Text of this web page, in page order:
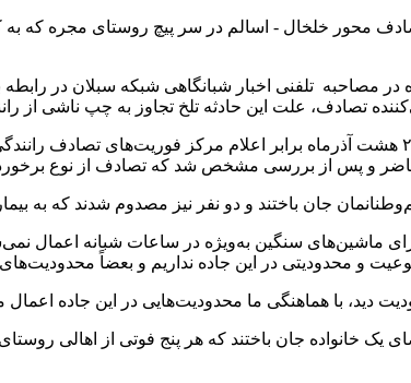
محور خلخال - اسالم در سر پیچ روستای مجره که
مصاحبه تلفنی اخبار شبانگاهی شبکه سبلان در
علت این حادثه تلخ تجاوز به چپ ناشی از راننده سواری
و پس از بررسی مشخص شد که تصادف از نوع برخورد
جان باختند و دو نفر نیز مصدوم شدند که به
ماشین‌های سنگین به‌ویژه در ساعات شبانه اعمال
و محدودیتی در این جاده نداریم و بعضاً
دید، با هماهنگی ما محدودیت‌هایی در این جاده
یک خانواده جان باختند که هر پنج فوتی از اهالی